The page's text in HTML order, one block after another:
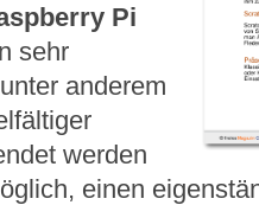
Pi
sehr
anderem
werden
einen